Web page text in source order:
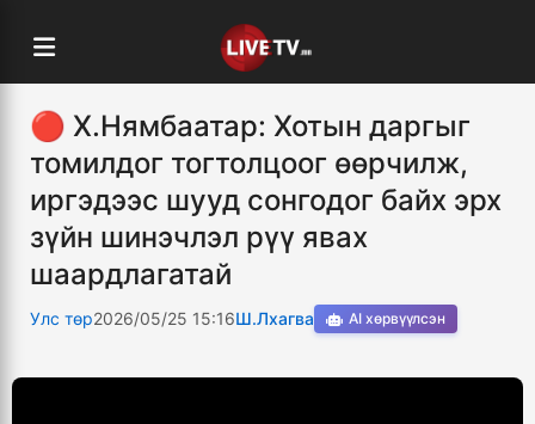
🔴 Х.Нямбаатар: Хотын даргыг
томилдог тогтолцоог өөрчилж,
иргэдээс шууд сонгодог байх эрх
зүйн шинэчлэл рүү явах
шаардлагатай
Улс төр2026/05/25 15:16Ш.Лхагва AI хөрвүүлсэн